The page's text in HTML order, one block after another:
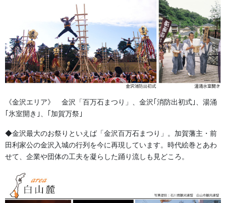
160ｃｍ-２尺２寸５分
165ｃｍ-２尺３寸
170ｃｍ-２尺３寸５分
175ｃｍ-２尺４寸
180ｃｍ-２尺５分
《金沢エリア》 金沢「百万石まつり」、金沢｢消防出初式｣、湯涌
｢氷室開き｣、｢加賀万祭｣
◆金沢最大のお祭りといえば「金沢百万石まつり」。加賀藩主・前
田利家公の金沢入城の行列を今に再現しています。時代絵巻とあわ
せて、企業や団体の工夫を凝らした踊り流しも見どころ。